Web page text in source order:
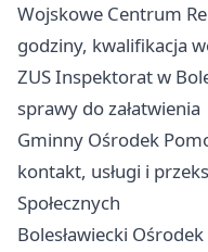
Wojskowe Centrum
godziny, kwalifikacja
ZUS Inspektorat w
sprawy do załatwienia
Gminny Ośrodek
kontakt, usługi i
Społecznych
Bolesławiecki